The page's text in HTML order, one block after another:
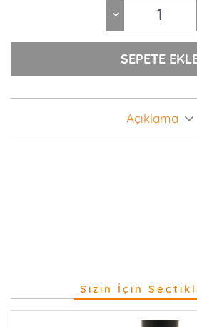
Açıklama
Sizin İçin